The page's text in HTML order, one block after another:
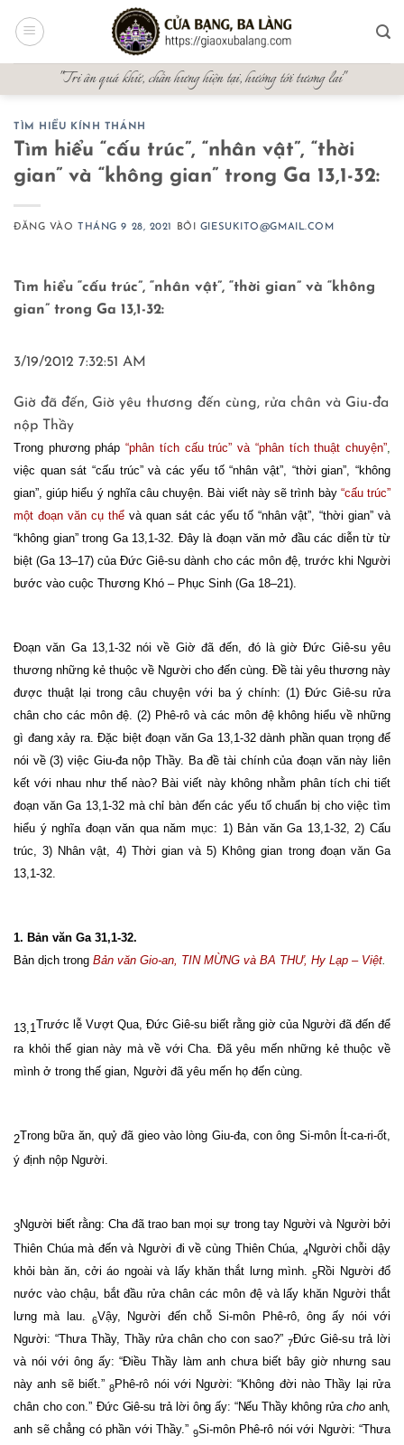
qua
"Tri ân quá khứ, chấn hưng hiện tại, hướng tới tương lai"
TÌM HIỂU KÍNH THÁNH
Tìm hiểu “cấu trúc”, “nhân vật”, “thời
gian” và “không gian” trong Ga 13,1-32:
ĐĂNG VÀO THÁNG 9 28, 2021 BỞI GIESUKITO@GMAIL.COM
Tìm hiểu “cấu trúc”, “nhân vật”, “thời gian” và “không
gian” trong Ga 13,1-32:
3/19/2012 7:32:51 AM
Giờ đã đến, Giờ yêu thương đến cùng, rửa chân và Giu-đa
nộp Thầy
Trong phương pháp “phân tích cấu trúc” và “phân tích thuật chuyện”,
việc quan sát “cấu trúc” và các yếu tố “nhân vật”, “thời gian”, “không
gian”, giúp hiểu ý nghĩa câu chuyện. Bài viết này sẽ trình bày “cấu trúc”
một đoạn văn cụ thể và quan sát các yếu tố “nhân vật”, “thời gian” và
“không gian” trong Ga 13,1-32. Đây là đoạn văn mở đầu các diễn từ từ
biệt (Ga 13–17) của Đức Giê-su dành cho các môn đệ, trước khi Người
bước vào cuộc Thương Khó – Phục Sinh (Ga 18–21).
Đoạn văn Ga 13,1-32 nói về Giờ đã đến, đó là giờ Đức Giê-su yêu
thương những kẻ thuộc về Người cho đến cùng. Đề tài yêu thương này
được thuật lại trong câu chuyện với ba ý chính: (1) Đức Giê-su rửa
chân cho các môn đệ. (2) Phê-rô và các môn đệ không hiểu về những
gì đang xảy ra. Đặc biệt đoạn văn Ga 13,1-32 dành phần quan trọng để
nói về (3) việc Giu-đa nộp Thầy. Ba đề tài chính của đoạn văn này liên
kết với nhau như thế nào? Bài viết này không nhằm phân tích chi tiết
đoạn văn Ga 13,1-32 mà chỉ bàn đến các yếu tố chuẩn bị cho việc tìm
hiểu ý nghĩa đoạn văn qua năm mục: 1) Bản văn Ga 13,1-32, 2) Cấu
trúc, 3) Nhân vật, 4) Thời gian và 5) Không gian trong đoạn văn Ga
13,1-32.
1. Bản văn Ga 31,1-32.
Bản dịch trong Bản văn Gio-an, TIN MỪNG và BA THƯ, Hy Lạp – Việt
13,1 Trước lễ Vượt Qua, Đức Giê-su biết rằng giờ của Người đã đến để
ra khỏi thế gian này mà về với Cha. Đã yêu mến những kẻ thuộc về
mình ở trong thế gian, Người đã yêu mến họ đến cùng.
2Trong bữa ăn, quỷ đã gieo vào lòng Giu-đa, con ông Si-môn Ít-ca-ri-ốt,
ý định nộp Người.
3Người biết rằng: Cha đã trao ban mọi sự trong tay Ngườivà Người bởi
Thiên Chúa mà đến và Người đi về cùng Thiên Chúa,
4Người chỗi dậy
khỏi bàn ăn, cởi áo ngoài và lấy khăn thắt lưng mình.5Rồi Người đổ
nước vào chậu, bắt đầu rửa chân các môn đệ và lấy khăn Người thắt
lưng mà lau.
6Vậy, Người đến chỗ Si-môn Phê-rô, ông ấy nói với
Người: “Thưa Thầy, Thầy rửa chân cho con sao?” 7Đức Giê-su trả lời
và nói với ông ấy: “Điều Thầy làm anh chưa biết bây giờ nhưng sau
này anh sẽ biết.”8Phê-rô nói với Người: “Không đời nào Thầy lại rửa
chân cho con.”Đức Giê-su trả lời ông ấy: “Nếu Thầy không rửachoanh,
anh sẽ chẳng có phần với Thầy.” 9Si-môn Phê-rô nói với Người: “Thưa